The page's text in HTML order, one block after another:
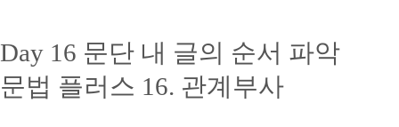
Day 16 문단 내 글의 순서 파악
문법 플러스 16. 관계부사